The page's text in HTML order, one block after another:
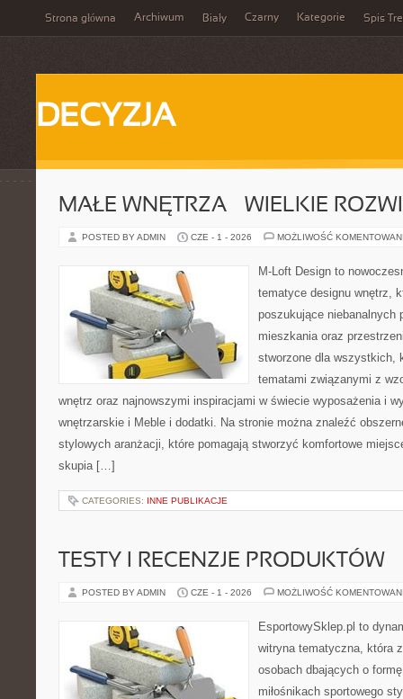
Strona główna Archiwum Biały Czarny Kategorie Spis
DECYZJA
MAŁE WNĘTRZA – WIELKIE
POSTED BY ADMIN CZE - 1 - 2026 MOŻLIWOŚĆ
M-Loft Design to
tematyce designu wnętrz,
poszukujące niebanalnych
mieszkania oraz
stworzone dla wszystkich,
tematami związanymi z
wnętrz oraz najnowszymi inspiracjami w świecie wyposażenia i
wnętrzarskie i Meble i dodatki. Na stronie można znaleźć
stylowych aranżacji, które pomagają stworzyć komfortowe
skupia […]
CATEGORIES: INNE PUBLIKACJE
TESTY I RECENZJE PRODUKTÓW
POSTED BY ADMIN CZE - 1 - 2026 MOŻLIWOŚĆ
EsportowySklep.pl to
witryna tematyczna, która
osobach dbających o
miłośnikach sportowego